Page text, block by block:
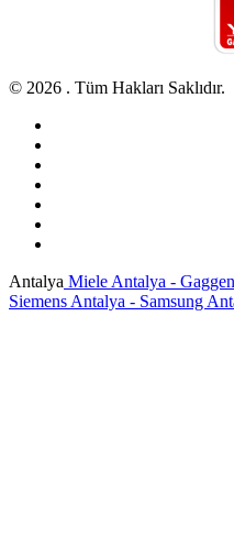
© 2026 . Tüm Hakları Saklıdır.
Antalya Miele Antalya -
Siemens Antalya - Samsung